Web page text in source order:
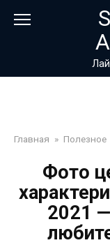
Главная » Полезное
Фото
2021